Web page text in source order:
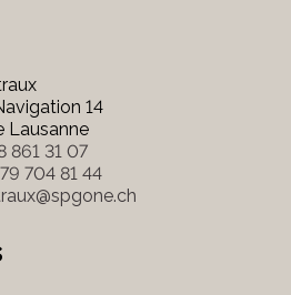
14
Lausanne
861 31 07
79 704 81 44